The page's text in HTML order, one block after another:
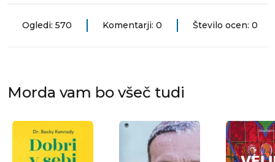
Ogledi: 570 Komentarji: 0 Število ocen: 0
Morda vam bo všeč tudi